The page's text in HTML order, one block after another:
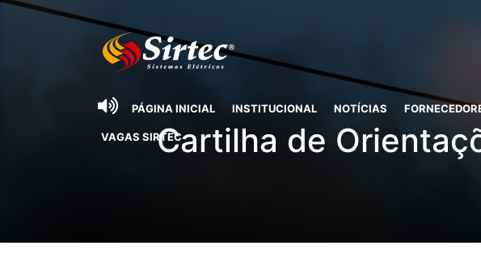
PÁGINA INICIAL INSTITUCIONAL NOTÍCIAS
VAGAS SIRTECCartilha de